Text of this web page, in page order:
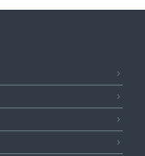
›
›
›
›